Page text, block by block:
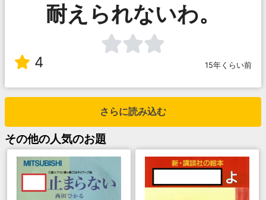
耐えられないわ。
4 15年くらい前
さらに読み込む
その他の人気のお題